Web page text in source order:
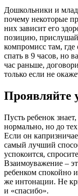
Дошкольники и
почему некоторые
них зависит его
позицию,
компромисс там,
спать в 9 часов, но
час раньше,
только если не
Проявляйте
Пусть ребенок
нормально, но до
Если он
самый лучший
успокоится,
Взаимоуважение –
ребенком спокойно
же интонации. Не
и «спасибо».